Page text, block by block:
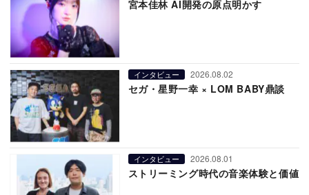
宮本佳林 AI開発の原点明かす
インタビュー 2026.08.02
セガ・星野一幸 × LOM BABY鼎談
インタビュー 2026.08.01
ストリーミング時代の音楽体験と価値